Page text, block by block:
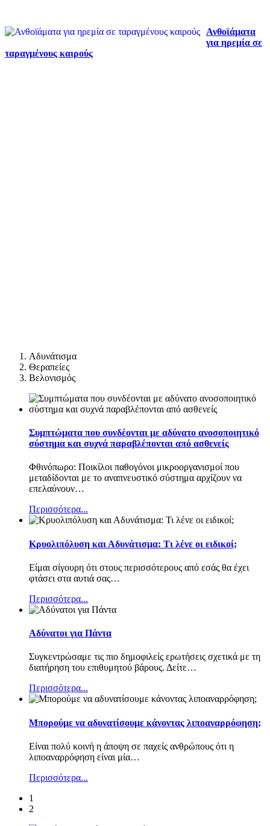
Ανθοϊάματα
για ηρεμία σε
ταραγμένους καιρούς
Αδυνάτισμα
Θεραπείες
Βελονισμός
Συμπτώματα που συνδέονται με αδύνατο ανοσοποιητικό
σύστημα και συχνά παραβλέπονται από ασθενείς
Φθινόπωρο: Ποικίλοι παθογόνοι μικροοργανισμοί που
μεταδίδονται με το αναπνευστικό σύστημα αρχίζουν να
επελαύνουν…
Περισσότερα...
Κρυολιπόλυση και Αδυνάτισμα: Τι λένε οι ειδικοί;
Είμαι σίγουρη ότι στους περισσότερους από εσάς θα έχει
φτάσει στα αυτιά σας…
Περισσότερα...
Αδύνατοι για Πάντα
Συγκεντρώσαμε τις πιο δημοφιλείς ερωτήσεις σχετικά με τη
διατήρηση του επιθυμητού βάρους. Δείτε…
Περισσότερα...
Μπορούμε να αδυνατίσουμε κάνοντας λιποαναρρόφηση;
Είναι πολύ κοινή η άποψη σε παχείς ανθρώπους ότι η
λιποαναρρόφηση είναι μία…
Περισσότερα...
1
2